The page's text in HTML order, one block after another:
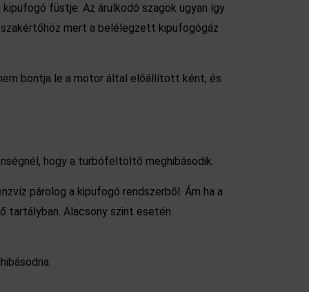
füstje. Az árulkodó szagok ugyan így
mert a belélegzett kipufogógáz
bontja le a motor által előállított ként, és
hogy a turbófeltöltő meghibásodik.
párolog a kipufogó rendszerből. Ám ha a
tartályban. Alacsony szint esetén